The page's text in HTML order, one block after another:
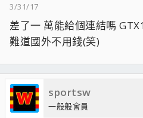
3/31/17
差了一 萬能給個連結嗎
難道國外不用錢(笑)
sportsw
一般般會員